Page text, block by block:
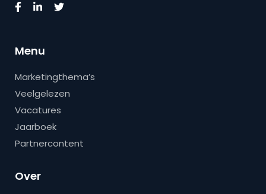
Menu
Marketingthema’s
Veelgelezen
Vacatures
Jaarboek
Partnercontent
Over